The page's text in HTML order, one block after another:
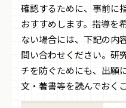
確認するために、事前に
おすすめします。指導を
ない場合には、下記の内
問い合わせください。研
チを防ぐためにも、出願
文・著書等を読んでおく